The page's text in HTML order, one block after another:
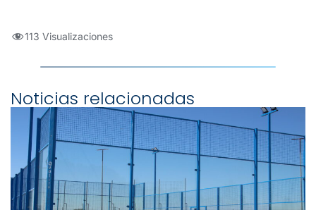
113 Visualizaciones
Noticias relacionadas